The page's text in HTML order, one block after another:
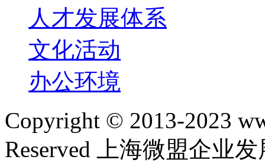
人才发展体系
文化活动
办公环境
Copyright © 2013-2023
Reserved 上海微盟企业